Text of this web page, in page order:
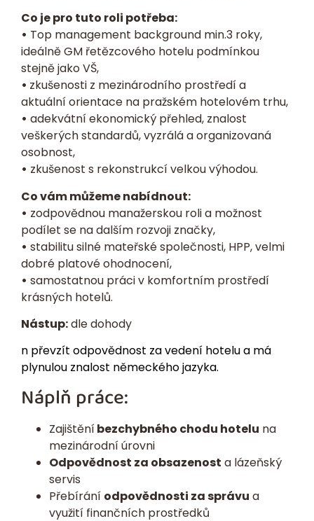
Co je pro tuto roli potřeba:
• Top management background min.3 roky,
ideálně GM řetězcového hotelu podmínkou
stejně jako VŠ,
• zkušenosti z mezinárodního prostředí a
aktuální orientace na pražském hotelovém trhu,
• adekvátní ekonomický přehled, znalost
veškerých standardů, vyzrálá a organizovaná
osobnost,
• zkušenost s rekonstrukcí velkou výhodou.
Co vám můžeme nabídnout:
• zodpovědnou manažerskou roli a možnost
podílet se na dalším rozvoji značky,
• stabilitu silné mateřské společnosti, HPP, velmi
dobré platové ohodnocení,
• samostatnou práci v komfortním prostředí
krásných hotelů.
Nástup:dle dohody
n převzít odpovědnost za vedení hotelu a má
plynulou znalost německého jazyka.
Náplň práce:
Zajištěníbezchybného chodu hotelu na
mezinárodní úrovni
Odpovědnost za obsazenost a lázeňský
servis
Přebírání odpovědnosti za správu a
využití finančních prostředků